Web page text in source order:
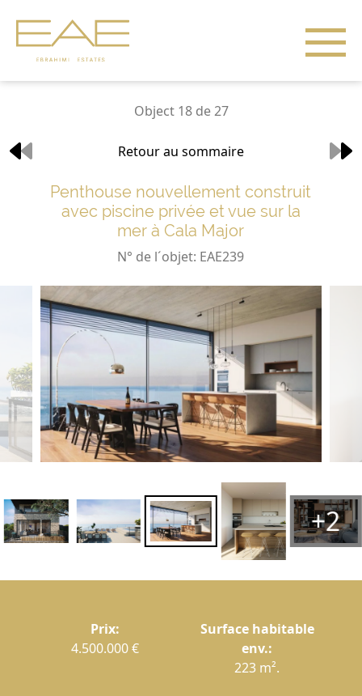
Object 18 de 27
Retour au sommaire
Penthouse nouvellement construit
avec piscine privée et vue sur la
mer à Cala Major
N° de l´objet: EAE239
+2
Prix:
4.500.000 €
Surface habitable
env.:
223 m².